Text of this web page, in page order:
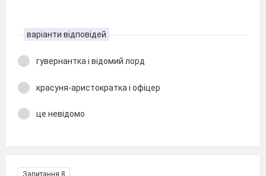
варіанти відповідей
гувернантка і відомий лорд
красуня-аристократка і офіцер
це невідомо
Запитання 8